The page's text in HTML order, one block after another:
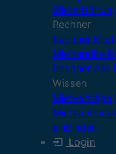
Rechner
Rechner
Mietrendite
Rechner Alle
Wissen
Mietverträge
einbinden
Login